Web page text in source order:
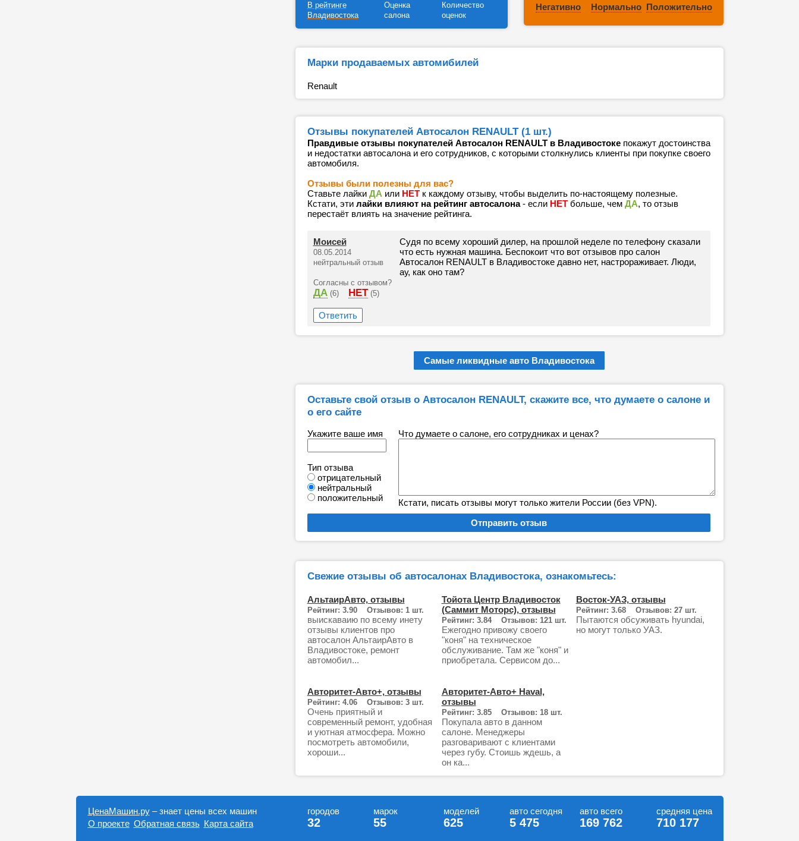
В рейтинге
Владивостока
Оценка
салона
Количество
оценок
Негативно Нормально Положительно
Марки продаваемых автомибилей
Renault
Отзывы покупателей Автосалон RENAULT (1 шт.)
Правдивые отзывы покупателей Автосалон RENAULT в Владивостокепокажут достоинства
и недостатки автосалона и его сотрудников, с которыми столкнулись клиенты при покупке своего
автомобиля.
Отзывы были полезны для вас?
Ставьте лайки ДА или НЕТк каждому отзыву, чтобы выделить по-настоящему полезные.
Кстати, эти лайки влияют на рейтинг автосалона- если НЕТбольше, чем ДА, то отзыв
перестаёт влиять на значение рейтинга.
Моисей
08.05.2014
нейтральный отзыв
Согласны с отзывом?
ДА (6) НЕТ (5)
Судя по всему хороший дилер, на прошлой неделе по телефону сказали
что есть нужная машина. Беспокоит что вот отзывов про салон
Автосалон RENAULT в Владивостоке давно нет, настрораживает. Люди,
ау, как оно там?
Ответить
Самые ликвидные авто Владивостока
Оставьте свой отзыв о Автосалон RENAULT, скажите все, что думаете о салоне и
о его сайте
Укажите ваше имя
Тип отзыва
отрицательный
нейтральный
положительный
Что думаете о салоне, его сотрудниках и ценах?
Кстати, писать отзывы могут только жители России (без VPN).
Свежие отзывы об автосалонах Владивостока, ознакомьтесь:
АльтаирАвто, отзывы
Рейтинг: 3.90 Отзывов: 1 шт.
выискаваию по всему инету
отзывы клиентов про
автосалон АльтаирАвто в
Владивостоке, ремонт
автомобил...
Тойота Центр Владивосток
(Саммит Моторс), отзывы
Рейтинг: 3.84 Отзывов: 121 шт.
Ежегодно привожу своего
"коня" на техническое
обслуживание. Там же "коня" и
приобретала. Сервисом до...
Восток-УАЗ, отзывы
Рейтинг: 3.68 Отзывов: 27 шт.
Пытаются обсуживать hyundai,
но могут только УАЗ.
Авторитет-Авто+, отзывы
Рейтинг: 4.06 Отзывов: 3 шт.
Очень приятный и
современный ремонт, удобная
и уютная атмосфера. Можно
посмотреть автомобили,
хороши...
Авторитет-Авто+ Haval,
отзывы
Рейтинг: 3.85 Отзывов: 18 шт.
Покупала авто в данном
салоне. Менеджеры
разговаривают с клиентами
через губу. Стоишь ждешь, а
он ка...
ЦенаМашин.ру– знает цены всех машин
О проекте Обратная связь Карта сайта
городов марок моделей авто сегодня авто всего
32 55 625 5 475 169 762
средняя цена
710 177